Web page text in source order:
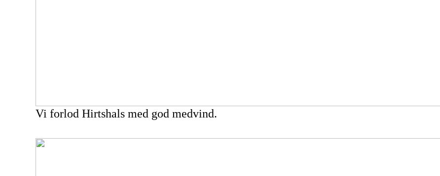
Vi forlod Hirtshals med god medvind.